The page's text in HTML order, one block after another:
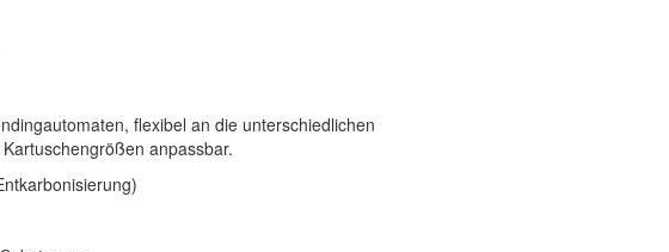
flexibel an die unterschiedlichen
anpassbar.